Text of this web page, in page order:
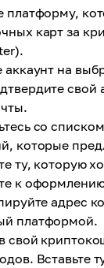
платформу,
карт за
аккаунт на
свой
со
которые
ту, которую
к оформлению
адрес
платформой.
свой
Вставьте